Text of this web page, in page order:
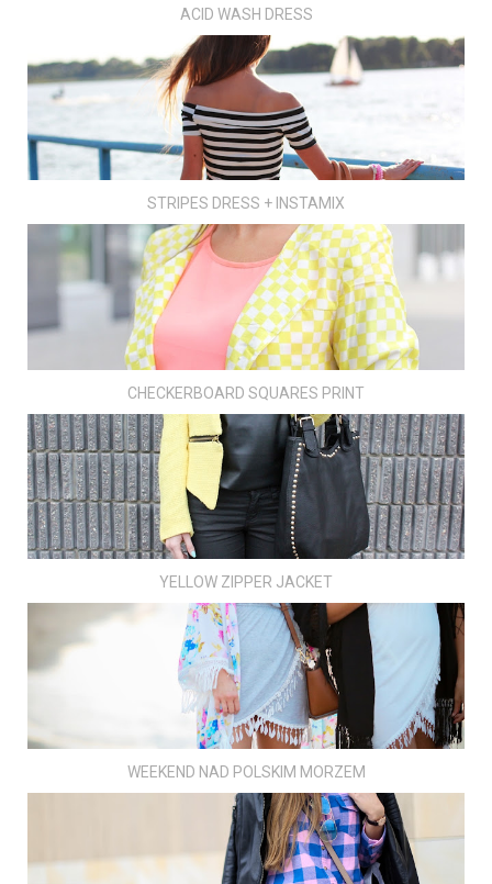
ACID WASH DRESS
STRIPES DRESS + INSTAMIX
CHECKERBOARD SQUARES PRINT
YELLOW ZIPPER JACKET
WEEKEND NAD POLSKIM MORZEM